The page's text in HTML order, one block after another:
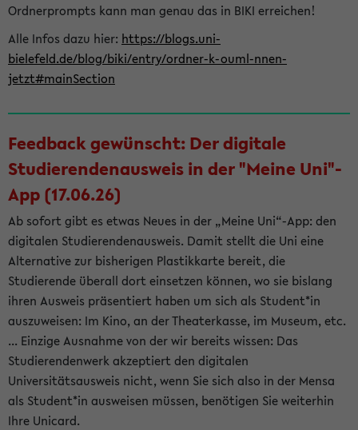
Ordnerprompts kann man genau das in BIKI erreichen!
Alle Infos dazu hier: https://blogs.uni-
bielefeld.de/blog/biki/entry/ordner-k-ouml-nnen-
jetzt#mainSection
Feedback gewünscht: Der digitale
Studierendenausweis in der "Meine Uni"-
App (17.06.26)
Ab sofort gibt es etwas Neues in der „Meine Uni“-App: den
digitalen Studierendenausweis. Damit stellt die Uni eine
Alternative zur bisherigen Plastikkarte bereit, die
Studierende überall dort einsetzen können, wo sie bislang
ihren Ausweis präsentiert haben um sich als Student*in
auszuweisen: Im Kino, an der Theaterkasse, im Museum, etc.
... Einzige Ausnahme von der wir bereits wissen: Das
Studierendenwerk akzeptiert den digitalen
Universitätsausweis nicht, wenn Sie sich also in der Mensa
als Student*in ausweisen müssen, benötigen Sie weiterhin
Ihre Unicard.